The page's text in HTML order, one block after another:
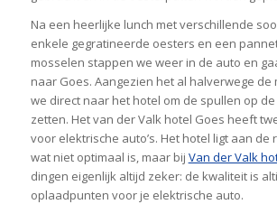
Na een heerlijke lunch met verschillende
enkele gegratineerde oesters en een
mosselen stappen we weer in de auto en
naar Goes. Aangezien het al halverwege de
we direct naar het hotel om de spullen op
zetten. Het van der Valk hotel Goes heeft
voor elektrische auto’s. Het hotel ligt aan de
wat niet optimaal is, maar bij Van der Valk
dingen eigenlijk altijd zeker: de kwaliteit is
oplaadpunten voor je elektrische auto.